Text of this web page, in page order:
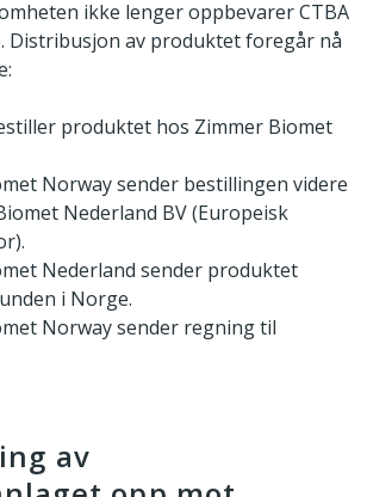
ikke lenger oppbevarer CTBA
Distribusjon av produktet foregår nå
produktet hos Zimmer Biomet
Norway sender bestillingen videre
Nederland BV (Europeisk
Nederland sender produktet
i Norge.
Norway sender regning til
av